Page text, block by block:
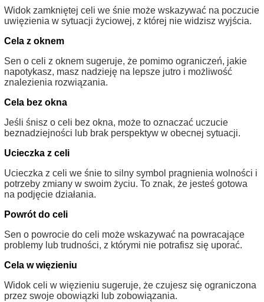
Widok zamkniętej celi we śnie może wskazywać na poczucie
uwięzienia w sytuacji życiowej, z której nie widzisz wyjścia.
Cela z oknem
Sen o celi z oknem sugeruje, że pomimo ograniczeń, jakie
napotykasz, masz nadzieję na lepsze jutro i możliwość
znalezienia rozwiązania.
Cela bez okna
Jeśli śnisz o celi bez okna, może to oznaczać uczucie
beznadziejności lub brak perspektyw w obecnej sytuacji.
Ucieczka z celi
Ucieczka z celi we śnie to silny symbol pragnienia wolności i
potrzeby zmiany w swoim życiu. To znak, że jesteś gotowa
na podjęcie działania.
Powrót do celi
Sen o powrocie do celi może wskazywać na powracające
problemy lub trudności, z którymi nie potrafisz się uporać.
Cela w więzieniu
Widok celi w więzieniu sugeruje, że czujesz się ograniczona
przez swoje obowiązki lub zobowiązania.